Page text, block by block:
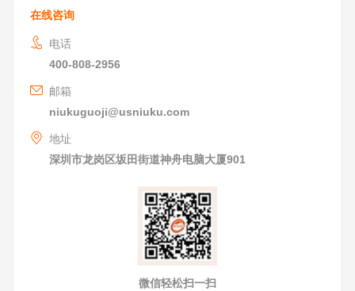
在线咨询
电话
400-808-2956
邮箱
niukuguoji@usniuku.com
地址
深圳市龙岗区坂田街道神舟电脑大厦901
微信轻松扫一扫